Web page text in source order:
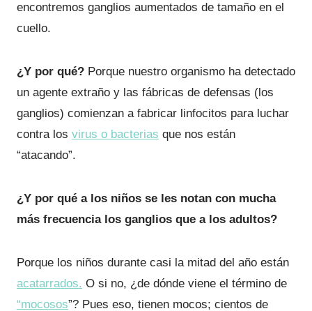
encontremos ganglios aumentados de tamaño en el
cuello.
¿Y por qué? Porque nuestro organismo ha detectado
un agente extraño y las fábricas de defensas (los
ganglios) comienzan a fabricar linfocitos para luchar
contra los virus o bacterias que nos están
“atacando”.
¿Y por qué a los niños se les notan con mucha
más frecuencia los ganglios que a los adultos?
Porque los niños durante casi la mitad del año están
acatarrados. O si no, ¿de dónde viene el término de
“mocosos”? Pues eso, tienen mocos; cientos de